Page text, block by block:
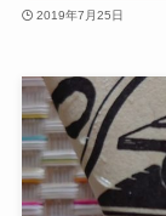
2019年7月25日